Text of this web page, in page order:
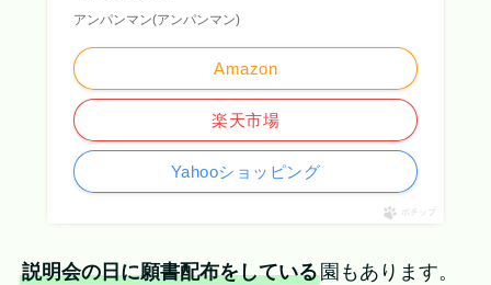
アンパンマン(アンパンマン)
Amazon
楽天市場
Yahooショッピング
ポチップ
説明会の日に願書配布をしている園もあります。